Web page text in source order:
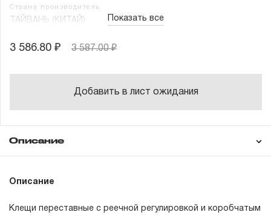
Страна производитель
ТАЙВАНЬ (КИТАЙ) Показать все
3 586.80 ₽ 3 587.00 ₽
Добавить в лист ожидания
Описание
Техническая
Описание
Клещи переставные с реечной регулировкой и коробчатым